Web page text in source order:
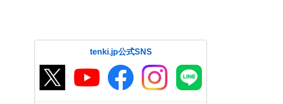
tenki.jp公式SNS